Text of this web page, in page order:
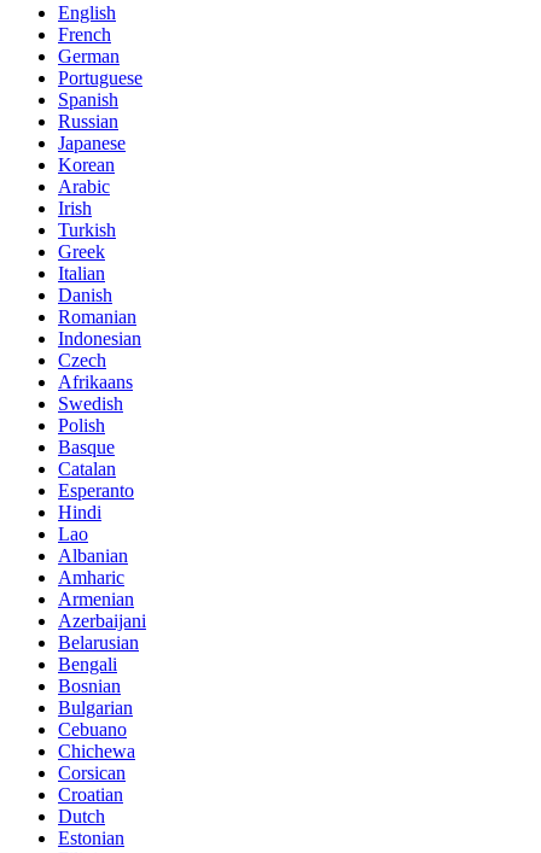
English
French
German
Portuguese
Spanish
Russian
Japanese
Korean
Arabic
Irish
Turkish
Greek
Italian
Danish
Romanian
Indonesian
Czech
Afrikaans
Swedish
Polish
Basque
Catalan
Esperanto
Hindi
Lao
Albanian
Amharic
Armenian
Azerbaijani
Belarusian
Bengali
Bosnian
Bulgarian
Cebuano
Chichewa
Corsican
Croatian
Dutch
Estonian